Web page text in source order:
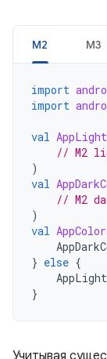
М2 М3
import
import
val
// M2
)
val
// M2
)
val
} else {
}